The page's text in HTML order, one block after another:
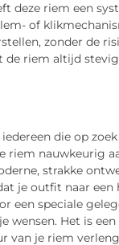
deze riem een
of
zonder de
riem altijd
die op
nauwkeurig
strakke
je outfit naar
een speciale
wensen. Het is
van je riem